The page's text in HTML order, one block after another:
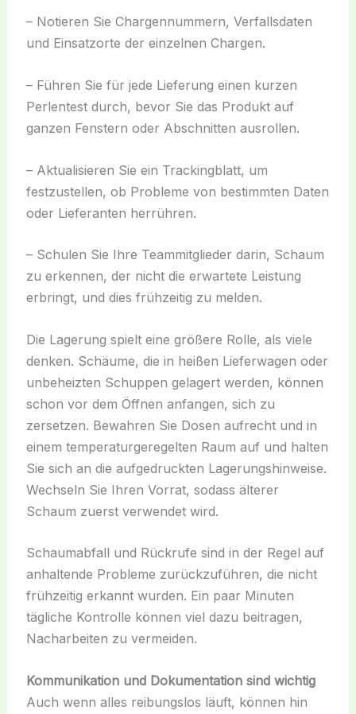
– Notieren Sie Chargennummern, Verfallsdaten
und Einsatzorte der einzelnen Chargen.
– Führen Sie für jede Lieferung einen kurzen
Perlentest durch, bevor Sie das Produkt auf
ganzen Fenstern oder Abschnitten ausrollen.
– Aktualisieren Sie ein Trackingblatt, um
festzustellen, ob Probleme von bestimmten Daten
oder Lieferanten herrühren.
– Schulen Sie Ihre Teammitglieder darin, Schaum
zu erkennen, der nicht die erwartete Leistung
erbringt, und dies frühzeitig zu melden.
Die Lagerung spielt eine größere Rolle, als viele
denken. Schäume, die in heißen Lieferwagen oder
unbeheizten Schuppen gelagert werden, können
schon vor dem Öffnen anfangen, sich zu
zersetzen. Bewahren Sie Dosen aufrecht und in
einem temperaturgeregelten Raum auf und halten
Sie sich an die aufgedruckten Lagerungshinweise.
Wechseln Sie Ihren Vorrat, sodass älterer
Schaum zuerst verwendet wird.
Schaumabfall und Rückrufe sind in der Regel auf
anhaltende Probleme zurückzuführen, die nicht
frühzeitig erkannt wurden. Ein paar Minuten
tägliche Kontrolle können viel dazu beitragen,
Nacharbeiten zu vermeiden.
Kommunikation und Dokumentation sind wichtig
Auch wenn alles reibungslos läuft, können hin